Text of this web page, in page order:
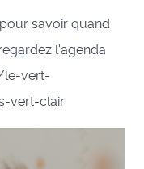
savoir quand
l'agenda
le-vert-
vert-clair